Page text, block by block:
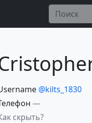
@kilts_1830
—
скрыть?